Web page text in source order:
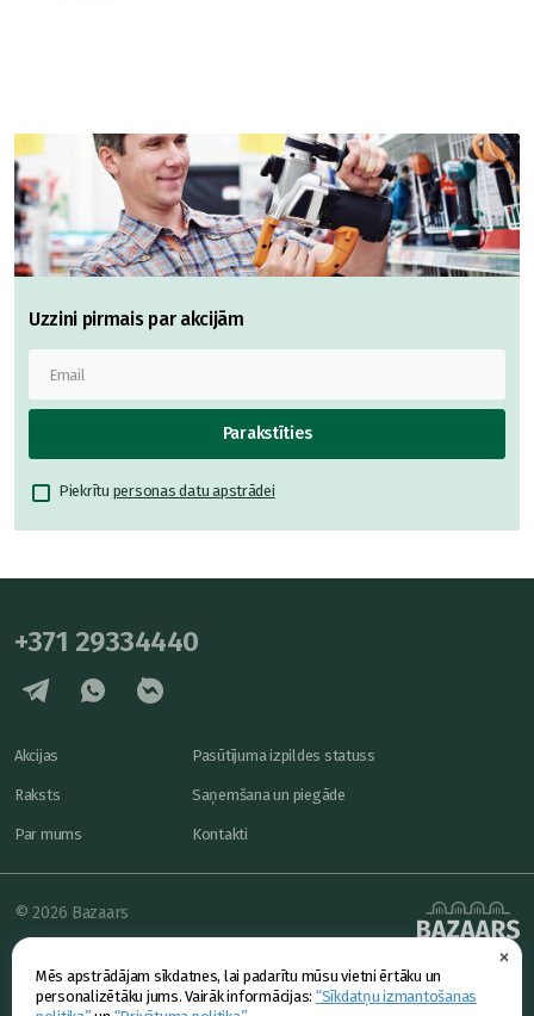
×
Mēs apstrādājam sīkdatnes, lai padarītu mūsu vietni ērtāku un
personalizētāku jums. Vairāk informācijas: “Sīkdatņu izmantošanas
Uzzini pirmais par akcijām
Parakstīties
Piekrītu personas datu apstrādei
+371 29334440
Akcijas
Raksts
Par mums
Pasūtījuma izpildes statuss
Saņemšana un piegāde
Kontakti
powered by
© 2026 Bazaars
Konfidencialitāte
Piedāvājums